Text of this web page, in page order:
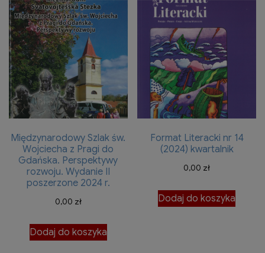
Międzynarodowy Szlak św.
Wojciecha z Pragi do
Gdańska. Perspektywy
rozwoju. Wydanie II
poszerzone 2024 r.
0,00 zł
Dodaj do koszyka
Format Literacki nr 14
(2024) kwartalnik
0,00 zł
Dodaj do koszyka